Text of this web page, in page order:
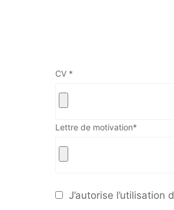
CV *
Lettre de motivation*
J’autorise